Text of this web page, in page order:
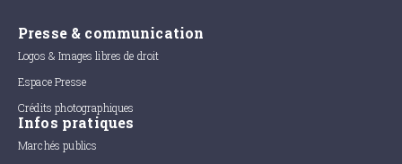
Presse & communication
Logos & Images libres de droit
Espace Presse
Crédits photographiques
Infos pratiques
Marchés publics